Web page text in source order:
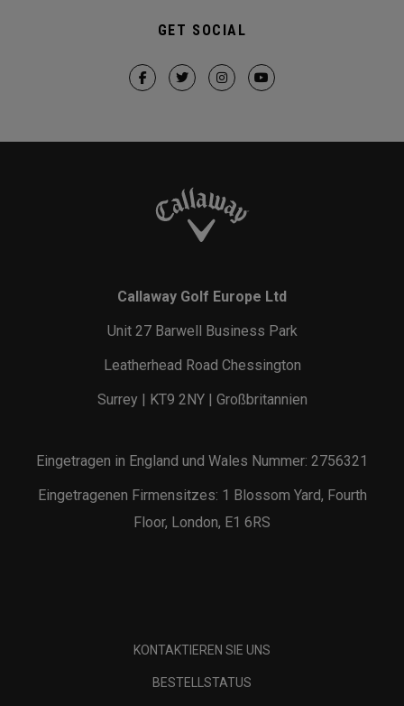
GET SOCIAL
Callaway Golf Europe Ltd
Unit 27 Barwell Business Park
Leatherhead Road Chessington
Surrey | KT9 2NY | Großbritannien
Eingetragen in England und Wales Nummer: 2756321
Eingetragenen Firmensitzes: 1 Blossom Yard, Fourth
Floor, London, E1 6RS
KONTAKTIEREN SIE UNS
BESTELLSTATUS